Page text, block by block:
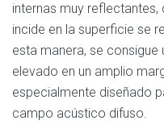
internas muy reflectantes,
incide en la superficie se
esta manera, se
elevado en un amplio
especialmente diseñado
campo acústico difuso.